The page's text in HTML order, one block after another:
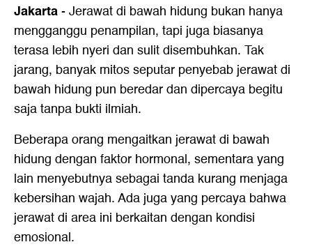
Jakarta-Jerawat di bawah hidung bukan hanya
mengganggu penampilan, tapi juga biasanya
terasa lebih nyeri dan sulit disembuhkan. Tak
jarang, banyak mitos seputar penyebab jerawat di
bawah hidung pun beredar dan dipercaya begitu
saja tanpa bukti ilmiah.
Beberapa orang mengaitkan jerawat di bawah
hidung dengan faktor hormonal, sementara yang
lain menyebutnya sebagai tanda kurang menjaga
kebersihan wajah. Ada juga yang percaya bahwa
jerawat di area ini berkaitan dengan kondisi
emosional.